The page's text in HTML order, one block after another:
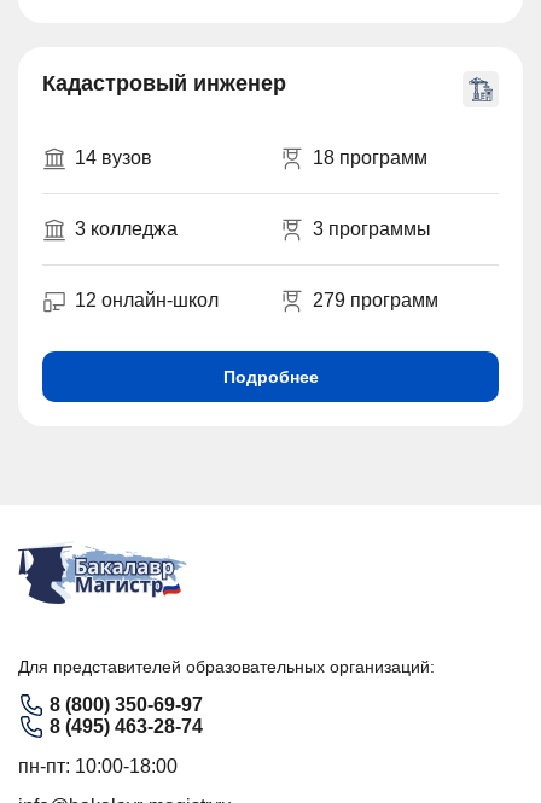
Кадастровый инженер
14 вузов 18 программ
3 колледжа 3 программы
12 онлайн-школ 279 программ
Подробнее
Для представителей образовательных организаций:
8 (800) 350-69-97
8 (495) 463-28-74
пн-пт: 10:00-18:00